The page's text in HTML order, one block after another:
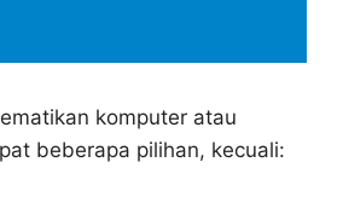
komputer atau
beberapa pilihan, kecuali: